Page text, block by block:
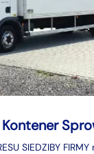
SIEDZIBY FIRMY